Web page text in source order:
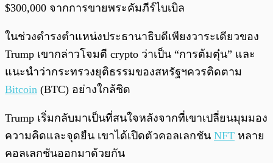
$300,000 จากการขายพระคัมภีร์ไบเบิล
ในช่วงดำรงตำแหน่งประธานาธิบดีเพียงวาระเดียวของ
Trump เขากล่าวโจมตี crypto ว่าเป็น “การต้มตุ๋น” และ
แนะนำว่ากระทรวงยุติธรรมของสหรัฐฯควรติดตาม
Bitcoin (BTC) อย่างใกล้ชิด
Trump เริ่มกลับมาเป็นที่สนใจหลังจากที่เขาเปลี่ยนมุมมอง
ความคิดและจุดยืน เขาได้เปิดตัวคอลเลกชัน NFT หลาย
คอลเลกชันออกมาด้วยกัน